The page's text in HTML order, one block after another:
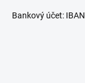
Bankový účet: